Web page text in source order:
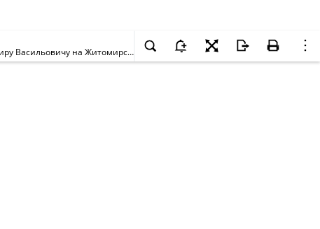
Про відмову у наданні дозволу на розроблення проекту землеустрою щодо відведення земельної ділянки громадянину Смірнову Володимиру Васильовичу на Житомирському шосе, 15 км у Святошинському районі м. Києва для будівництва та обслуговування жилого будинку, господарських будівель і споруд